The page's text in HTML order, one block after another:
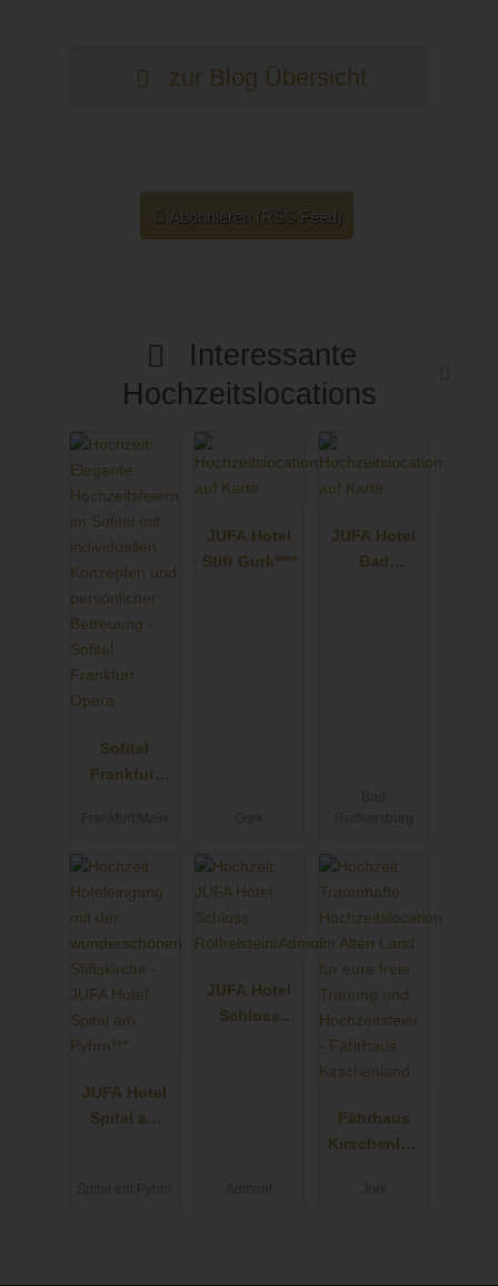
zur Blog Übersicht
Abonnieren (RSS Feed)
Interessante
Hochzeitslocations
Sofitel
Frankfurt
JUFA Hotel
Stift Gurk****
JUFA Hotel
Bad
JUFA Hotel
Spital am
JUFA Hotel
Schloss
Fährhaus
Kirschenlan